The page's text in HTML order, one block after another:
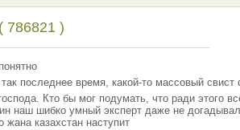
786821 )
последнее время, какой-то массовый свист
Кто бы мог подумать, что ради этого
наш шибко умный эксперт даже не
жана казахстан наступит